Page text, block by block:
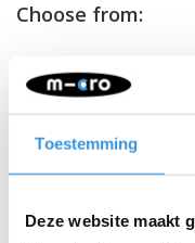
Toestemming
Deze website maakt
Choose from:
- +
Gratis verzending